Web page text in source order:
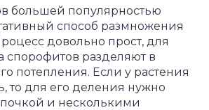
большей популярностью
способ размножения
довольно прост, для
спорофитов разделяют в
потепления. Если у растения
то для его деления нужно
почкой и несколькими